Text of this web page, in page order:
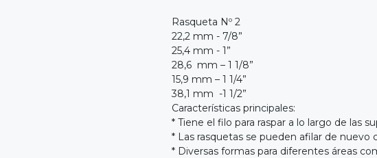
Rasqueta Nº 2
22,2 mm - 7/8”
25,4 mm - 1”
28,6 mm – 1 1/8”
15,9 mm – 1 1/4”
38,1 mm -1 1/2”
Características principales:
* Tiene el filo para raspar a lo largo de las
* Las rasquetas se pueden afilar de nuevo
* Diversas formas para diferentes áreas